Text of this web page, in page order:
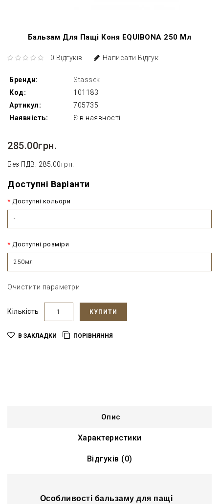
Бальзам Для Пащі Коня EQUIBONA 250 Мл
0 Відгуків Написати Відгук
Бренди:
Stassek
Код:
101183
Артикул:
705735
Наявність:
Є в наявності
285.00грн.
Без ПДВ: 285.00грн.
Доступні Варіанти
Доступні кольори
-
Доступні розміри
250мл
Очистити параметри
Кількість КУПИТИ
В ЗАКЛАДКИ ПОРІВНЯННЯ
Опис
Характеристики
Відгуків (0)
Особливості бальзаму для пащі